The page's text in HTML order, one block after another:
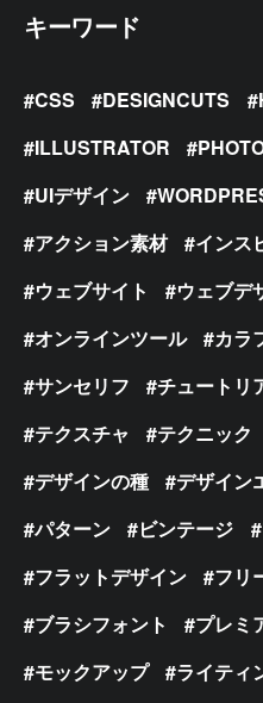
キーワード
CSS DESIGNCUTS
ILLUSTRATOR
UIデザイン
アクション素材
インス
ウェブサイト
ウェブデ
オンラインツール
カラ
サンセリフ
チュートリ
テクスチャ
テクニック
デザインの種
デザイン
パターン
ビンテージ
フラットデザイン
フリ
ブラシフォント
プレミ
モックアップ
ライティ